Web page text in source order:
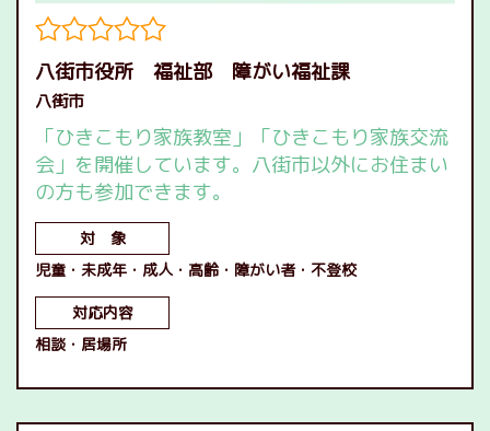
八街市役所 福祉部 障がい福祉課
八街市
「ひきこもり家族教室」「ひきこもり家族交流
会」を開催しています。八街市以外にお住まい
の方も参加できます。
対 象
児童
未成年 成人 高齢 障がい者 不登校
対応内容
相談
居場所